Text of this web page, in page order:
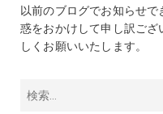
以前のブログでお知らせで
惑をおかけして申し訳ござ
しくお願いいたします。